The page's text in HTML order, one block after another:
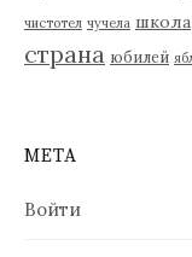
чистотел чучела школа
страна юбилей
МЕТА
Войти